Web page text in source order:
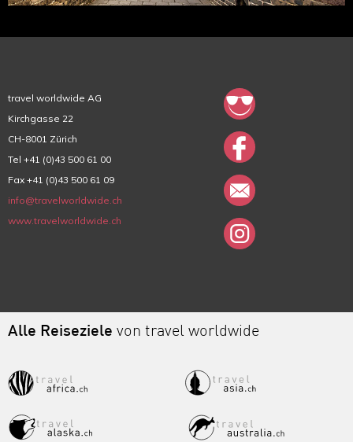
travel worldwide AG
Kirchgasse 22
CH-8001 Zürich
Tel +41 (0)43 500 61 00
Fax +41 (0)43 500 61 09
info@travelworldwide.ch
www.travelworldwide.ch
Alle Reiseziele von travel worldwide